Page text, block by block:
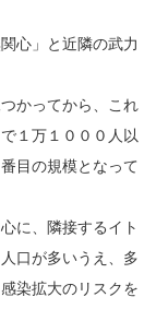
心」と近隣の武力
かってから、これ
１万１０００人以
目の規模となって
に、隣接するイト
口が多いうえ、多
染拡大のリスクを